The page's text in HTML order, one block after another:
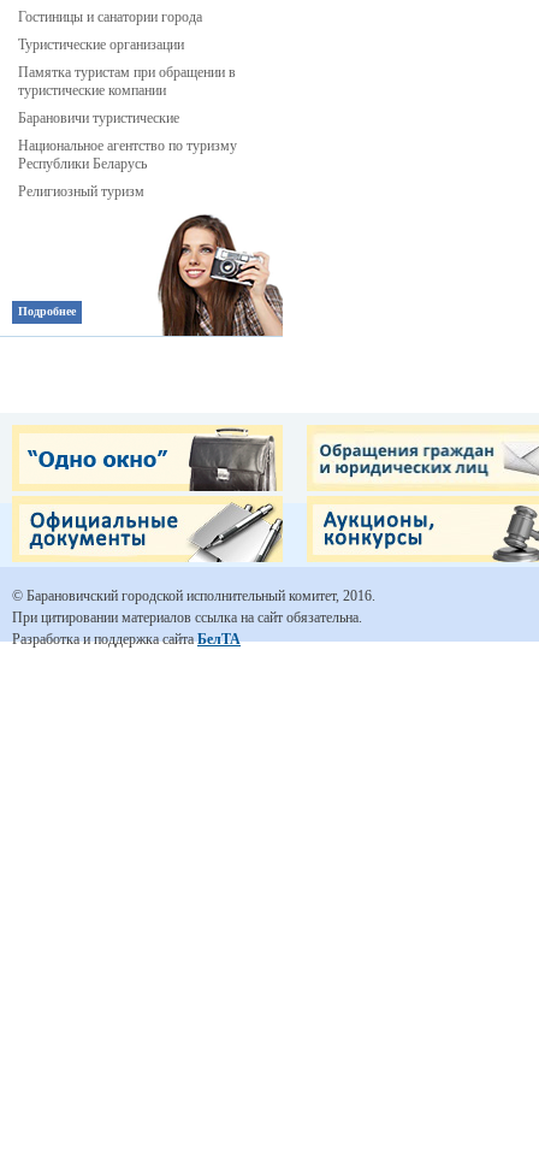
Гостиницы и санатории города
Туристические организации
Памятка туристам при обращении в
туристические компании
Барановичи туристические
Национальное агентство по туризму
Республики Беларусь
Религиозный туризм
Подробнее
© Барановичский городской исполнительный комитет, 2016.
При цитировании материалов ссылка на сайт обязательна.
Разработка и поддержка сайтаБелТА